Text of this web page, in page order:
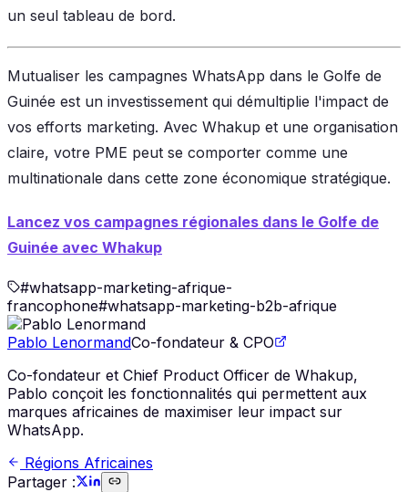
un seul tableau de bord.
Mutualiser les campagnes WhatsApp dans le Golfe de
Guinée est un investissement qui démultiplie l'impact de
vos efforts marketing. Avec Whakup et une organisation
claire, votre PME peut se comporter comme une
multinationale dans cette zone économique stratégique.
Lancez vos campagnes régionales dans le Golfe de
Guinée avec Whakup
#whatsapp-marketing-afrique-
francophone#whatsapp-marketing-b2b-afrique
Pablo LenormandCo-fondateur & CPO
Co-fondateur et Chief Product Officer de Whakup,
Pablo conçoit les fonctionnalités qui permettent aux
marques africaines de maximiser leur impact sur
WhatsApp.
Régions Africaines
Partager :